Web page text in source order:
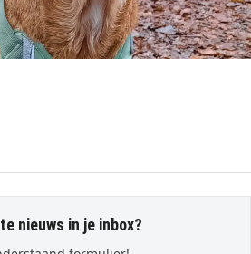
nieuws in je inbox?